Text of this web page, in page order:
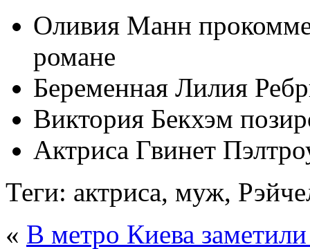
Оливия Манн
романе
Беременная Лилия
Виктория Бекхэм
Актриса Гвинет
Теги: актриса, муж,
« В метро Киева